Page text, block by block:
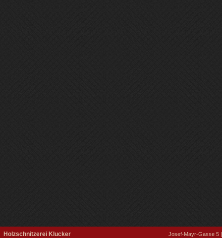
Holzschnitzerei Klucker Josef-Mayr-Gasse 5